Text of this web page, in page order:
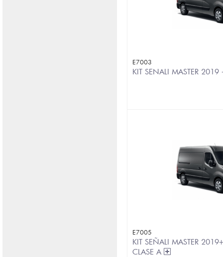
E7003
KIT SENALI MASTER
E7005
KIT SEÑALI MASTER
CLASE A